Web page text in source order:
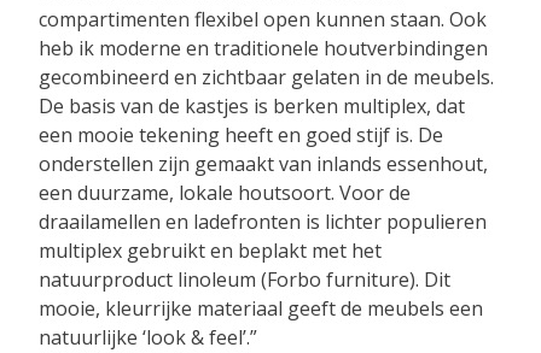
compartimenten flexibel open kunnen staan. Ook
heb ik moderne en traditionele houtverbindingen
gecombineerd en zichtbaar gelaten in de meubels.
De basis van de kastjes is berken multiplex, dat
een mooie tekening heeft en goed stijf is. De
onderstellen zijn gemaakt van inlands essenhout,
een duurzame, lokale houtsoort. Voor de
draailamellen en ladefronten is lichter populieren
multiplex gebruikt en beplakt met het
natuurproduct linoleum (Forbo furniture). Dit
mooie, kleurrijke materiaal geeft de meubels een
natuurlijke ‘look & feel’.”